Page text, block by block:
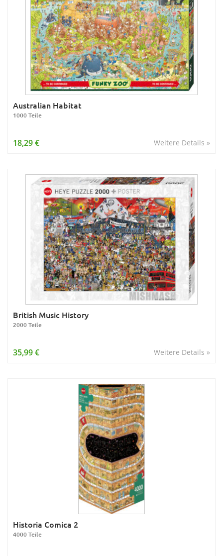
Australian Habitat
1000 Teile
Weitere Details »
18,29 €
British Music History
2000 Teile
Weitere Details »
35,99 €
Historia Comica 2
4000 Teile